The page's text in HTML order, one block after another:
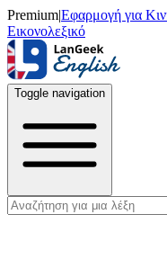
Premium|Εφαρμογή για
Εικονολεξικό
Toggle navigation